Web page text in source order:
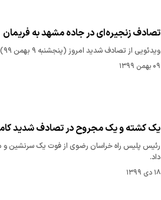
تصادف زنجیره‌ای در جاده مشهد به فریمان
ویدئویی از تصادف شدید امروز (پنجشنبه ۹ بهمن ۹۹) در جاده مشهد - فریمان را مشاهده می‌کنید.
۰۹ بهمن ۱۳۹۹
یک کشته و یک مجروح در تصادف شدید
رئیس پلیس راه خراسان رضوی از فوت یک سرنشین
داد.
۱۸ دی ۱۳۹۹